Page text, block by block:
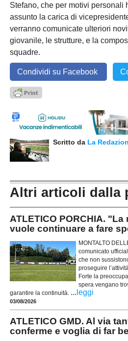
Stefano, che per motivi personali
assunto la carica di
verranno comunicate ulteriori
giovanile, le strutture, e la
squadre.
Condividi su Facebook
Scritto da La
Altri articoli dalla
ATLETICO PORCHIA.
vuole continuare a fare
MONTALTO
comunicato
che non
proseguire
Forte la
spera vengano
garantire la continuità. ... leggi
03/08/2026
ATLETICO GMD. Al via
conferme e voglia di far